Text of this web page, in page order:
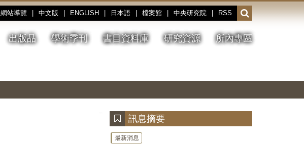
網站導覽 中文版 ENGLISH 日本語 檔案館 中央研究院 RSS
開
啟
或
收
出版品 學術季刊 書目資料庫 研究資源 所內專區
停、
圖
圖
結
訊息摘要
最新消息